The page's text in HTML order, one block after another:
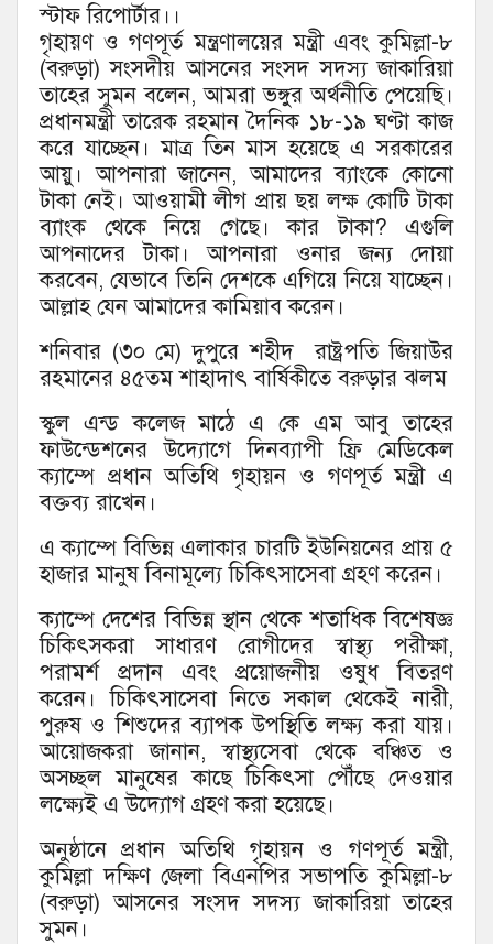
স্টাফ রিপোর্টার।।
গৃহায়ণ ও গণপূর্ত মন্ত্রণালয়ের মন্ত্রী এবং কুমিল্লা-৮
(বরুড়া) সংসদীয় আসনের সংসদ সদস্য জাকারিয়া
তাহের সুমন বলেন, আমরা ভঙ্গুর অর্থনীতি পেয়েছি।
প্রধানমন্ত্রী তারেক রহমান দৈনিক ১৮-১৯ ঘণ্টা কাজ
করে যাচ্ছেন। মাত্র তিন মাস হয়েছে এ সরকারের
আয়ু। আপনারা জানেন, আমাদের ব্যাংকে কোনো
টাকা নেই। আওয়ামী লীগ প্রায় ছয় লক্ষ কোটি টাকা
ব্যাংক থেকে নিয়ে গেছে। কার টাকা? এগুলি
আপনাদের টাকা। আপনারা ওনার জন্য দোয়া
করবেন, যেভাবে তিনি দেশকে এগিয়ে নিয়ে যাচ্ছেন।
আল্লাহ যেন আমাদের কামিয়াব করেন।
শনিবার (৩০ মে) দুপুরে শহীদ রাষ্ট্রপতি জিয়াউর
রহমানের ৪৫তম শাহাদাৎ বার্ষিকীতে বরুড়ার ঝলম
স্কুল এন্ড কলেজ মাঠে এ কে এম আবু তাহের
ফাউন্ডেশনের উদ্যোগে দিনব্যাপী ফ্রি মেডিকেল
ক্যাম্পে প্রধান অতিথি গৃহায়ন ও গণপূর্ত মন্ত্রী এ
বক্তব্য রাখেন।
এ ক্যাম্পে বিভিন্ন এলাকার চারটি ইউনিয়নের প্রায় ৫
হাজার মানুষ বিনামূল্যে চিকিৎসাসেবা গ্রহণ করেন।
ক্যাম্পে দেশের বিভিন্ন স্থান থেকে শতাধিক বিশেষজ্ঞ
চিকিৎসকরা সাধারণ রোগীদের স্বাস্থ্য পরীক্ষা,
পরামর্শ প্রদান এবং প্রয়োজনীয় ওষুধ বিতরণ
করেন। চিকিৎসাসেবা নিতে সকাল থেকেই নারী,
পুরুষ ও শিশুদের ব্যাপক উপস্থিতি লক্ষ্য করা যায়।
আয়োজকরা জানান, স্বাস্থ্যসেবা থেকে বঞ্চিত ও
অসচ্ছল মানুষের কাছে চিকিৎসা পৌঁছে দেওয়ার
লক্ষ্যেই এ উদ্যোগ গ্রহণ করা হয়েছে।
অনুষ্ঠানে প্রধান অতিথি গৃহায়ন ও গণপূর্ত মন্ত্রী,
কুমিল্লা দক্ষিণ জেলা বিএনপির সভাপতি কুমিল্লা-৮
(বরুড়া) আসনের সংসদ সদস্য জাকারিয়া তাহের
সুমন।